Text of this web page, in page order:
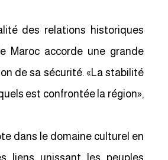
des relations historiques
Maroc accorde une grande
de sa sécurité. «La stabilité
est confrontée la région»,
dans le domaine culturel en
liens unissant les peuples